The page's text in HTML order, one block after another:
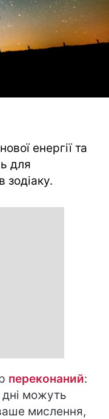
енергії та
для
зодіаку.
переконаний:
дні можуть
мислення,